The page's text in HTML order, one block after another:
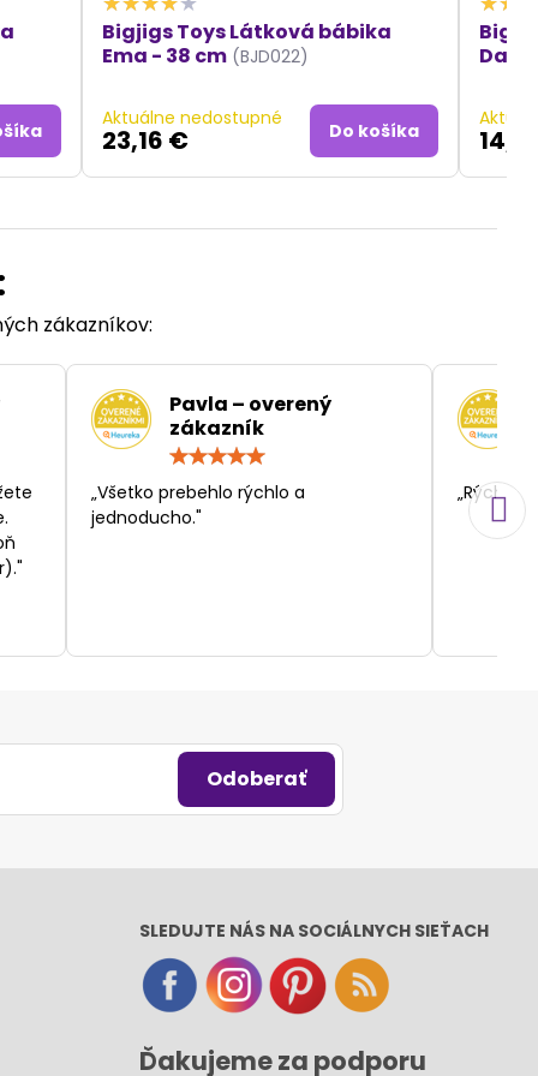
Bigjigs Toys Látková bábika
Ema - 38 cm (BJD022)
Aktuálne nedostupné
23,16 € Do košíka
zákazníkov:
Pavla – overený
zákazník
„Všetko prebehlo rýchlo a
jednoducho."
Odoberať
SLEDUJTE NÁS NA SOCIÁLNYCH SIEŤACH
Ďakujeme za podporu